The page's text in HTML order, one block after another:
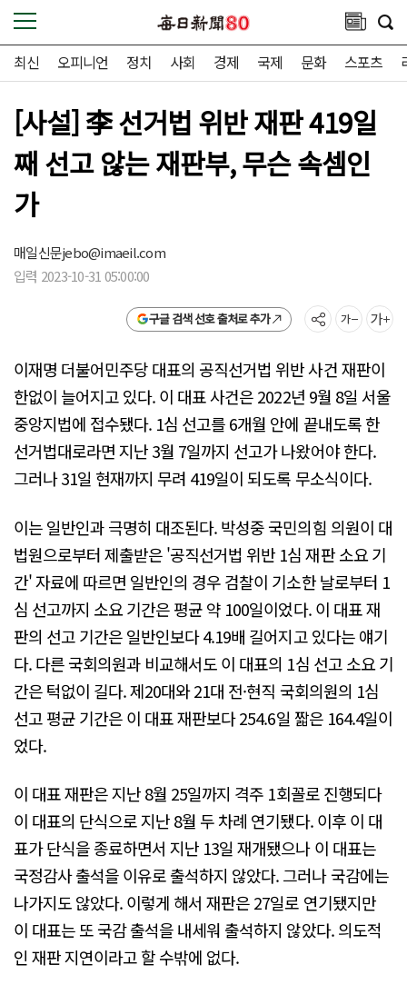
최신 오피니언 정치 사회 경제 국제 문화 스포츠
[사설] 李 선거법 위반 재판 419일
째 선고 않는 재판부, 무슨 속셈인
가
매일신문jebo@imaeil.com
입력 2023-10-31 05:00:00
구글 검색 선호 출처로 추가
이재명 더불어민주당 대표의 공직선거법 위반 사건 재판이
한없이 늘어지고 있다. 이 대표 사건은 2022년 9월 8일 서울
중앙지법에 접수됐다. 1심 선고를 6개월 안에 끝내도록 한
선거법대로라면 지난 3월 7일까지 선고가 나왔어야 한다.
그러나 31일 현재까지 무려 419일이 되도록 무소식이다.
이는 일반인과 극명히 대조된다. 박성중 국민의힘 의원이 대
법원으로부터 제출받은 '공직선거법 위반 1심 재판 소요 기
간' 자료에 따르면 일반인의 경우 검찰이 기소한 날로부터 1
심 선고까지 소요 기간은 평균 약 100일이었다. 이 대표 재
판의 선고 기간은 일반인보다 4.19배 길어지고 있다는 얘기
다. 다른 국회의원과 비교해서도 이 대표의 1심 선고 소요 기
간은 턱없이 길다. 제20대와 21대 전·현직 국회의원의 1심
선고 평균 기간은 이 대표 재판보다 254.6일 짧은 164.4일이
었다.
이 대표 재판은 지난 8월 25일까지 격주 1회꼴로 진행되다
이 대표의 단식으로 지난 8월 두 차례 연기됐다. 이후 이 대
표가 단식을 종료하면서 지난 13일 재개됐으나 이 대표는
국정감사 출석을 이유로 출석하지 않았다. 그러나 국감에는
나가지도 않았다. 이렇게 해서 재판은 27일로 연기됐지만
이 대표는 또 국감 출석을 내세워 출석하지 않았다. 의도적
인 재판 지연이라고 할 수밖에 없다.